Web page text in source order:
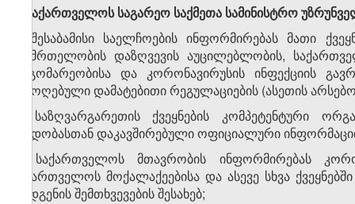
9. საქართველოს საგარეო საქმეთა სამინისტრო
ა) შესაბამისი საელჩოების ინფორმირებას მათი
ჯანმრთელობის დაზღვევის აუცილებლობის,
მდგომარეობისა და კორონავირუსის ინფექციის
შემოღებული დამატებითი რეგულაციების (ასეთის
ბ) საზღვარგარეთის ქვეყნების კომპეტენტური
ავადობასთან დაკავშირებული ოფიციალური
გ) საქართველოს მთავრობის ინფორმირებას
საქართველოს მოქალაქეებისა და ასევე სხვა
დადგენის შემთხვევების შესახებ;